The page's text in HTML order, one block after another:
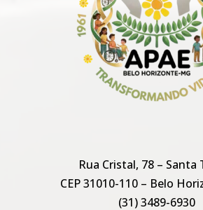
Rua Cristal, 78 – Santa
CEP 31010-110 – Belo
(31) 3489-6930